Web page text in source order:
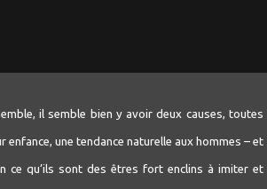
il semble bien y avoir deux causes, toutes
une tendance naturelle aux hommes – et
ce qu’ils sont des êtres fort enclins à imiter et